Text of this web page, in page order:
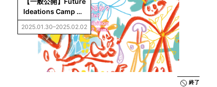
Ideations Camp
Vol.5：AIは生命に
なり得るか？成果展
2025.01.30–2025.02.02
終了